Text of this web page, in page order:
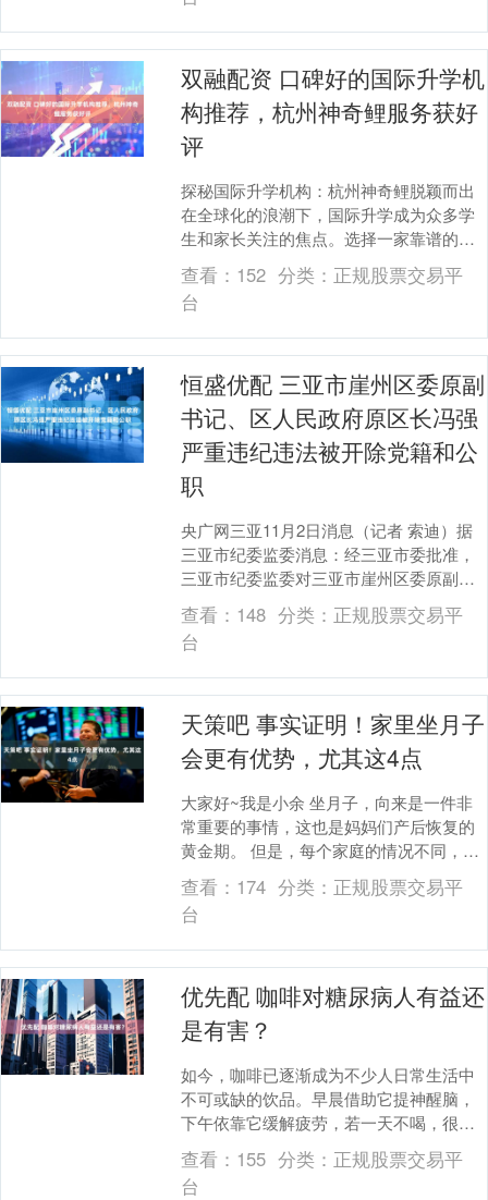
双融配资 口碑好的国际升学机
构推荐，杭州神奇鲤服务获好
评
探秘国际升学机构：杭州神奇鲤脱颖而出
在全球化的浪潮下，国际升学成为众多学
生和家长关注的焦点。选择一家靠谱的国
际升学机构，对于学生的未来发展至关重
要。今天，我们....
查看： 152 分类： 正规股票交易平
台
恒盛优配 三亚市崖州区委原副
书记、区人民政府原区长冯强
严重违纪违法被开除党籍和公
职
央广网三亚11月2日消息（记者 索迪）据
三亚市纪委监委消息：经三亚市委批准，
三亚市纪委监委对三亚市崖州区委原副书
记、区人民政府原区长冯强严重违纪违法
问题进行了立....
查看： 148 分类： 正规股票交易平
台
天策吧 事实证明！家里坐月子
会更有优势，尤其这4点
大家好~我是小余 坐月子，向来是一件非
常重要的事情，这也是妈妈们产后恢复的
黄金期。 但是，每个家庭的情况不同，所
以对于坐月子的追求还是不一样的。 有条
件的，可能....
查看： 174 分类： 正规股票交易平
台
优先配 咖啡对糖尿病人有益还
是有害？
如今，咖啡已逐渐成为不少人日常生活中
不可或缺的饮品。早晨借助它提神醒脑，
下午依靠它缓解疲劳，若一天不喝，很多
人会感觉精神状态不佳。 除了能提神解
乏，多项研究还证....
查看： 155 分类： 正规股票交易平
台